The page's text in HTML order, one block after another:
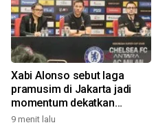
Xabi Alonso sebut laga
pramusim di Jakarta jadi
momentum dekatkan
Chelsea dengan penggemar
9 menit lalu